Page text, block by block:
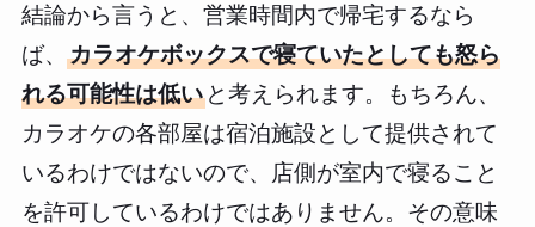
結論から言うと、営業時間内で帰宅するなら
ば、 カラオケボックスで寝ていたとしても怒ら
れる可能性は低いと考えられます。もちろん、
カラオケの各部屋は宿泊施設として提供されて
いるわけではないので、店側が室内で寝ること
を許可しているわけではありません。その意味